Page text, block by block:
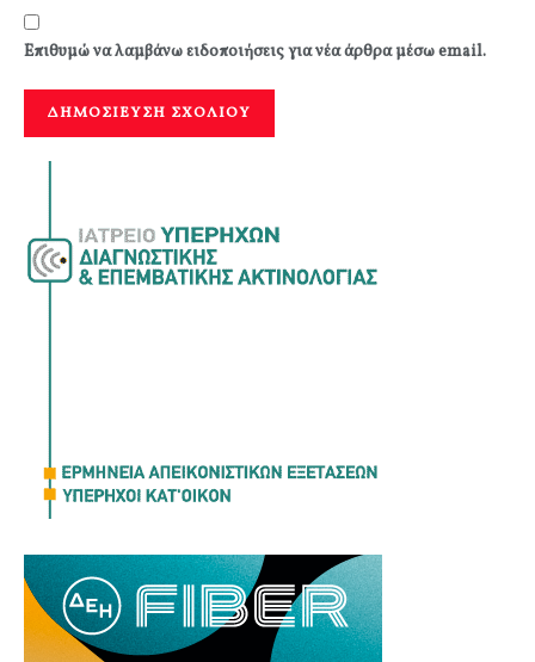
Επιθυμώ να λαμβάνω ειδοποιήσεις για νέα άρθρα μέσω email.